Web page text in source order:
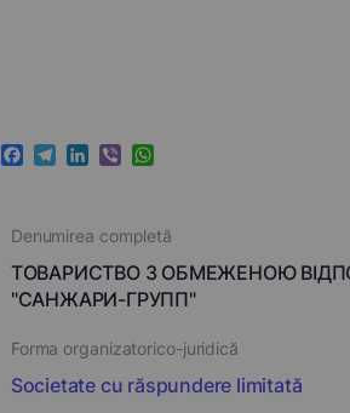
Facebook
Telegram
LinkedIn
ViberWhatsApp
Denumirea completă
ТОВАРИСТВО З ОБМЕЖЕНОЮ
"САНЖАРИ-ГРУПП"
Forma organizatorico-juridică
Societate cu răspundere limitată